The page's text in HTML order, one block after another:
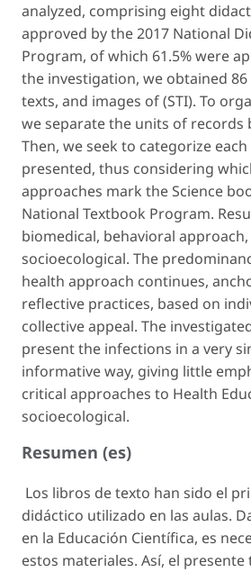
analyzed, comprising eight
approved by the 2017 National
Program, of which 61.5% were
the investigation, we obtained
texts, and images of (STI). To
we separate the units of records
Then, we seek to categorize
presented, thus considering
approaches mark the Science
National Textbook Program.
biomedical, behavioral
socioecological. The
health approach continues,
reflective practices, based on
collective appeal. The
present the infections in a very
informative way, giving little
critical approaches to Health
socioecological.
Resumen (es)
Los libros de texto han sido el
didáctico utilizado en las aulas.
en la Educación Científica, es
estos materiales. Así, el